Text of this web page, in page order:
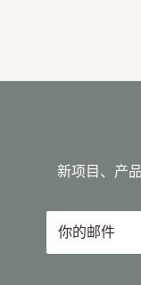
新项目、产
你的邮件